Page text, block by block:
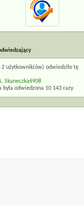
użytkownik(ów) odwiedziło tę
, Skaneczka6908
była odwiedzona 10 143 razy.